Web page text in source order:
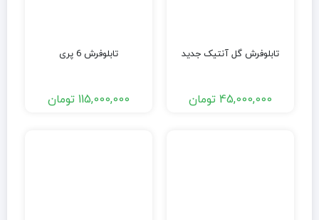
تابلوفرش گل آنتیک جدید
45,000,000 تومان
تابلوفرش 6 پری
115,000,000 تومان